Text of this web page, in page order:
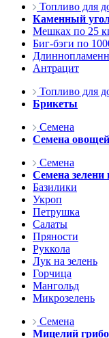
Топливо для
Каменный
Мешках по 25
Биг-бэги по
Антрацит
Топливо для
Брикеты
Семена
Семена овощей
Семена
Семена зелени
Базилики
Укроп
Петрушка
Салаты
Пряности
Руккола
Лук на зелень
Горчица
Мангольд
Микрозелень
Семена
Мицелий